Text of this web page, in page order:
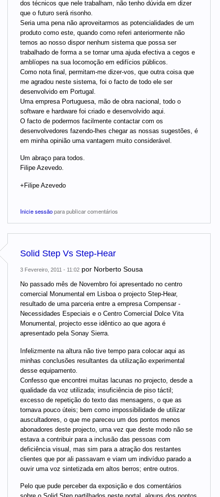
dos técnicos que nele trabalham, não tenho dúvida em dizer
que o futuro será risonho.
Seria uma pena não aproveitarmos as potencialidades de um
produto como este, quando como referi anteriormente não
temos ao nosso dispor nenhum sistema que possa ser
trabalhado de forma a se tornar uma ajuda efectiva a cegos e
amblíopes na sua locomoção em edifícios públicos.
Como nota final, permitam-me dizer-vos, que outra coisa que
me agradou neste sistema, foi o facto de todo ele ser
desenvolvido em Portugal.
Uma empresa Portuguesa, mão de obra nacional, todo o
software e hardware foi criado e desenvolvido aqui.
O facto de podermos facilmente contactar com os
desenvolvedores fazendo-lhes chegar as nossas sugestões, é
em minha opinião uma vantagem muito considerável.
Um abraço para todos.
Filipe Azevedo.
+Filipe Azevedo
Inicie sessãopara publicar comentários
Solid Step Vs Step-Hear
3 Fevereiro, 2011 - 11:02 por Norberto Sousa
No passado mês de Novembro foi apresentado no centro
comercial Monumental em Lisboa o projecto Step-Hear,
resultado de uma parceria entre a empresa Compensar -
Necessidades Especiais e o Centro Comercial Dolce Vita
Monumental, projecto esse idêntico ao que agora é
apresentado pela Sonay Sierra.
Infelizmente na altura não tive tempo para colocar aqui as
minhas conclusões resultantes da utilização experimental
desse equipamento.
Confesso que encontrei muitas lacunas no projecto, desde a
qualidade da voz utilizada; insuficiência de piso táctil;
excesso de repetição do texto das mensagens, o que as
tornava pouco úteis; bem como impossibilidade de utilizar
auscultadores, o que me pareceu um dos pontos menos
abonadores deste projecto, uma vez que deste modo não se
estava a contribuir para a inclusão das pessoas com
deficiência visual, mas sim para a atração dos restantes
clientes que por ali passavam e viam um indivíduo parado a
ouvir uma voz sintetizada em altos berros; entre outros.
Pelo que pude perceber da exposição e dos comentários